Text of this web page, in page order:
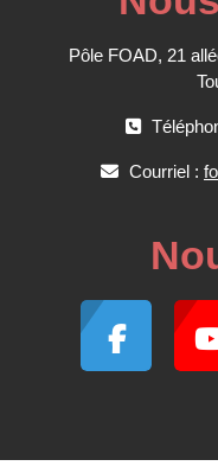
Pôle FOAD, 21
Courriel :